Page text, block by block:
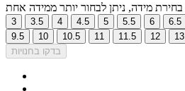
בחירת מידה, ניתן לבחור יותר ממידה אחת
3 3.5 4 4.5 5 5.5 6 6.5
9.5
10 10.5 11 11.5 12 13
בדקו בחנויות